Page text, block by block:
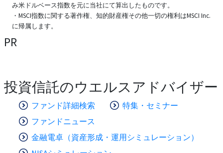
み米ドルベース指数を元に当社にて算出したものです。
・MSCI指数に関する著作権、知的財産権その他一切の権利はMSCI Inc.
に帰属します。
PR
投資信託のウエルスアドバイザー
ファンド詳細検索
特集・セミナー
ファンドニュース
金融電卓（資産形成・運用シミュレーション）